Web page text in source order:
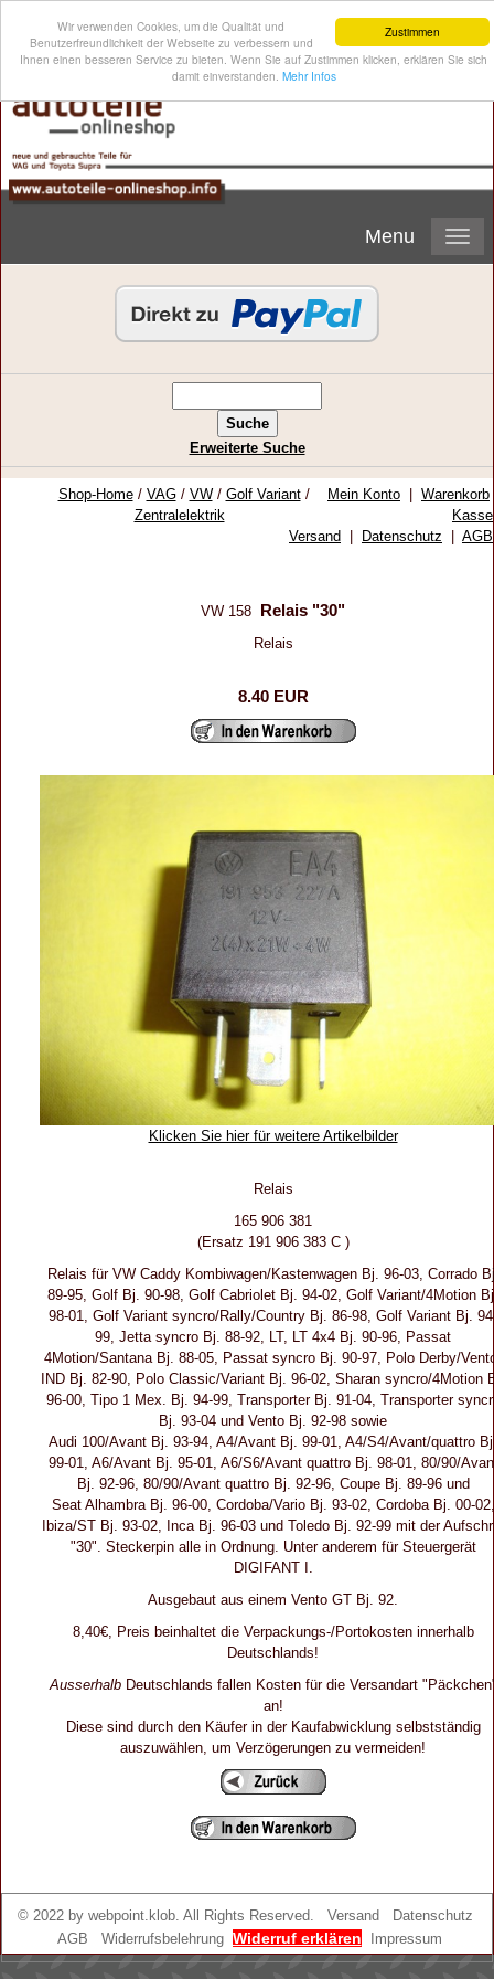
Zustimmen
Wir verwenden Cookies, um die Qualität und
Benutzerfreundlichkeit der Webseite zu verbessern und
Ihnen einen besseren Service zu bieten. Wenn Sie auf Zustimmen klicken, erklären Sie sich
damit einverstanden. Mehr Infos
Menu
Erweiterte Suche
Shop-Home/ VAG/ VW/ Golf Variant/
Zentralelektrik
Mein Konto Warenkorb
Kasse
Versand
Datenschutz AGB
VW 158 Relais "30"
Relais
8.40 EUR
Klicken Sie hier für weitere Artikelbilder
Relais
165 906 381
(Ersatz 191 906 383 C )
Relais für VW Caddy Kombiwagen/Kastenwagen Bj. 96-03, Corrado
89-95, Golf Bj. 90-98, Golf Cabriolet Bj. 94-02, Golf Variant/4Motion
98-01, Golf Variant syncro/Rally/Country Bj. 86-98, Golf Variant Bj.
99, Jetta syncro Bj. 88-92, LT, LT 4x4 Bj. 90-96, Passat
4Motion/Santana Bj. 88-05, Passat syncro Bj. 90-97, Polo Derby/
IND Bj. 82-90, Polo Classic/Variant Bj. 96-02, Sharan syncro/4Motion
96-00, Tipo 1 Mex. Bj. 94-99, Transporter Bj. 91-04, Transporter
Bj. 93-04 und Vento Bj. 92-98 sowie
Audi 100/Avant Bj. 93-94, A4/Avant Bj. 99-01, A4/S4/Avant/quattro
99-01, A6/Avant Bj. 95-01, A6/S6/Avant quattro Bj. 98-01, 80/90/
Bj. 92-96, 80/90/Avant quattro Bj. 92-96, Coupe Bj. 89-96 und
Seat Alhambra Bj. 96-00, Cordoba/Vario Bj. 93-02, Cordoba Bj. 00-02,
Ibiza/ST Bj. 93-02, Inca Bj. 96-03 und Toledo Bj. 92-99 mit der
"30". Steckerpin alle in Ordnung. Unter anderem für Steuergerät
DIGIFANT I.
Ausgebaut aus einem Vento GT Bj. 92.
8,40€, Preis beinhaltet die Verpackungs-/Portokosten innerhalb
Deutschlands!
Ausserhalb Deutschlands fallen Kosten für die Versandart
an!
Diese sind durch den Käufer in der Kaufabwicklung selbstständig
auszuwählen, um Verzögerungen zu vermeiden!
© 2022 by webpoint.klob. All Rights Reserved. Versand
Datenschutz
AGB
Widerrufsbelehrung Widerruf erklären Impressum